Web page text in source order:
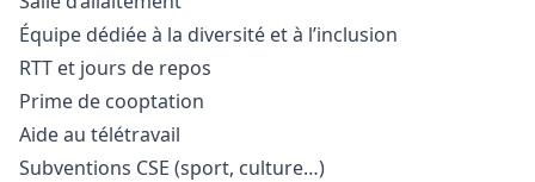
Équipe dédiée à la diversité et à l’inclusion
RTT et jours de repos
Prime de cooptation
Aide au télétravail
Subventions CSE (sport, culture…)